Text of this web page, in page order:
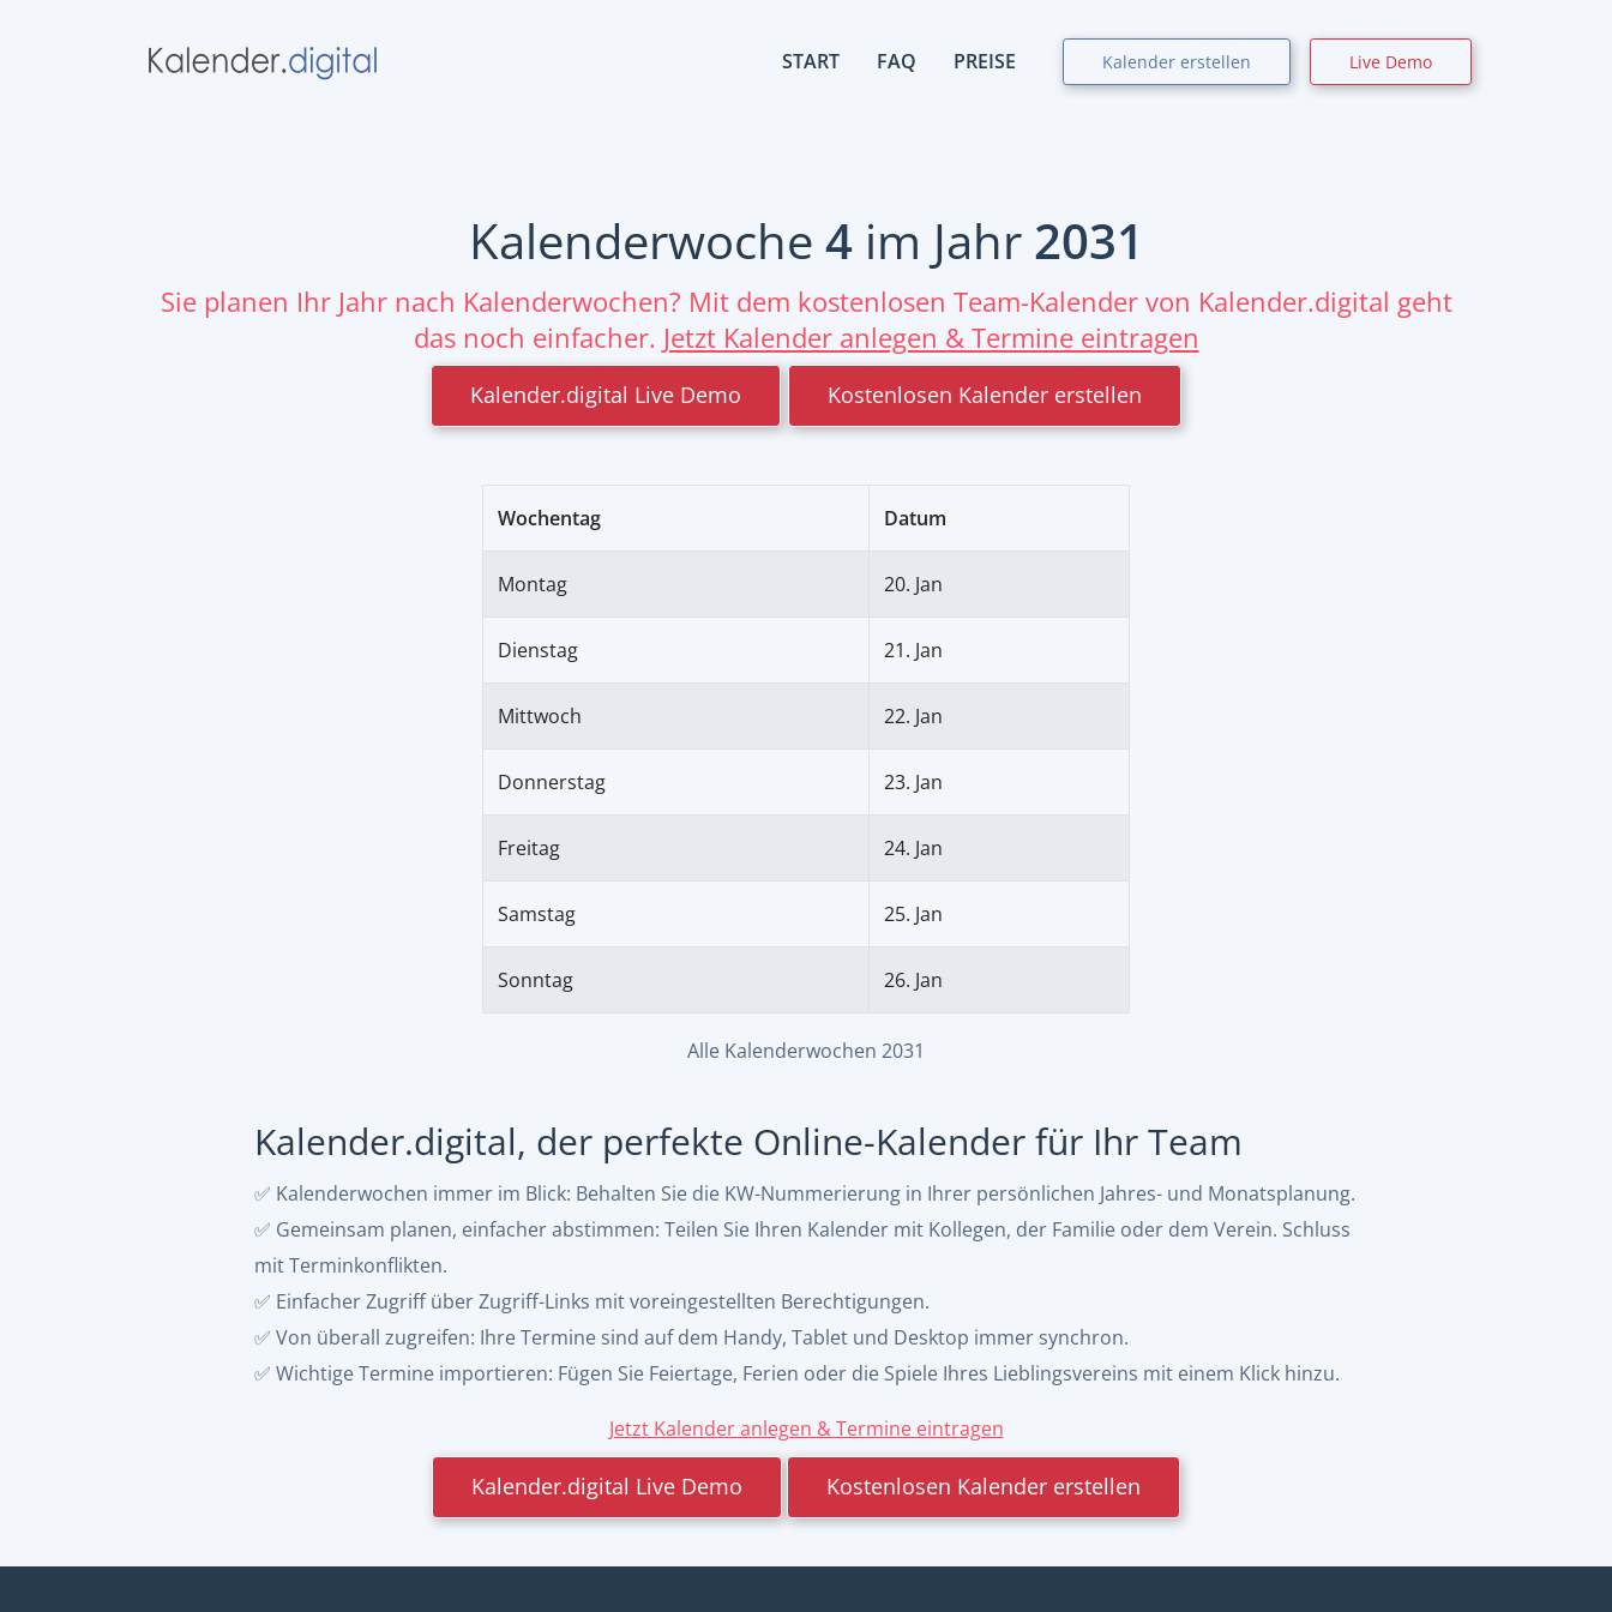
START FAQ PREISE Kalender erstellen Live Demo
Kalenderwoche 4im Jahr 2031
Sie planen Ihr Jahr nach Kalenderwochen? Mit dem kostenlosen Team-Kalender von Kalender.digital geht
das noch einfacher. Jetzt Kalender anlegen & Termine eintragen
Kalender.digital Live Demo Kostenlosen Kalender erstellen
Wochentag Datum
Montag 20. Jan
Dienstag 21. Jan
Mittwoch 22. Jan
Donnerstag 23. Jan
Freitag 24. Jan
Samstag 25. Jan
Sonntag 26. Jan
Alle Kalenderwochen 2031
Kalender.digital, der perfekte Online-Kalender für Ihr Team
✅ Kalenderwochen immer im Blick: Behalten Sie die KW-Nummerierung in Ihrer persönlichen Jahres- und Monatsplanung.
✅ Gemeinsam planen, einfacher abstimmen: Teilen Sie Ihren Kalender mit Kollegen, der Familie oder dem Verein. Schluss
mit Terminkonflikten.
✅ Einfacher Zugriff über Zugriff-Links mit voreingestellten Berechtigungen.
✅ Von überall zugreifen: Ihre Termine sind auf dem Handy, Tablet und Desktop immer synchron.
✅ Wichtige Termine importieren: Fügen Sie Feiertage, Ferien oder die Spiele Ihres Lieblingsvereins mit einem Klick hinzu.
Jetzt Kalender anlegen & Termine eintragen
Kalender.digital Live Demo Kostenlosen Kalender erstellen